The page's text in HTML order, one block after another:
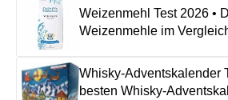
Weizenmehl Test 2026 •
Weizenmehle im
Whisky-Adventskalender
besten Whisky-